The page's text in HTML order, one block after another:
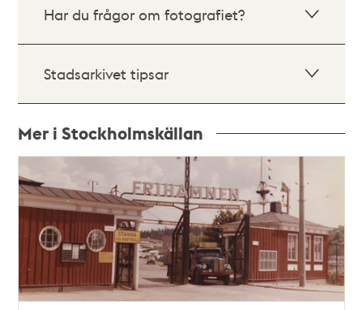
Har du frågor om fotografiet?
Stadsarkivet tipsar
Mer i Stockholmskällan
poster
och
teman